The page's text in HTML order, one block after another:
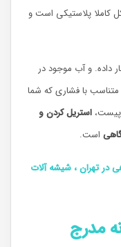
کاملا پلاستیکی است و
داده. و آب موجود در
با فشاری که شما
پیست، استریل کردن و
است.
در تهران ، شیشه آلات
مدرج